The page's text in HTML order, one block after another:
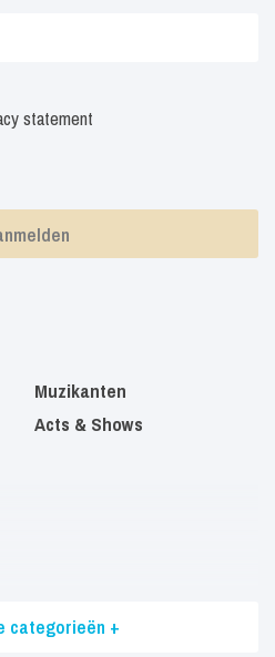
statement
Muzikanten
Acts & Shows
categorieën +